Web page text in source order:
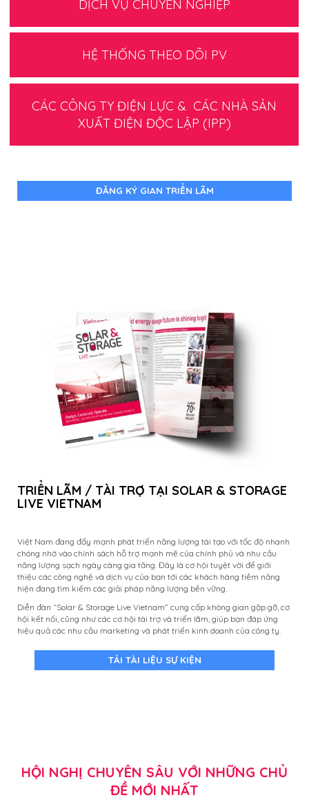
DỊCH VỤ CHUYÊN NGHIỆP
HỆ THỐNG THEO DÕI PV
CÁC CÔNG TY ĐIỆN LỰC & CÁC NHÀ SẢN
XUẤT ĐIỆN ĐỘC LẬP (IPP)
ĐĂNG KÝ GIAN TRIỂN LÃM
TRIỂN LÃM / TÀI TRỢ TẠI SOLAR & STORAGE
LIVE VIETNAM
Việt Nam đang đẩy mạnh phát triển năng lượng tái tạo với tốc độ nhanh
chóng nhờ vào chính sách hỗ trợ mạnh mẽ của chính phủ và nhu cầu
năng lượng sạch ngày càng gia tăng. Đây là cơ hội tuyệt vời để giới
thiệu các công nghệ và dịch vụ của bạn tới các khách hàng tiềm năng
hiện đang tìm kiếm các giải pháp năng lượng bền vững.
Diễn đàn “Solar & Storage Live Vietnam” cung cấp không gian gặp gỡ, cơ
hội kết nối, cũng như các cơ hội tài trợ và triển lãm, giúp bạn đáp ứng
hiệu quả các nhu cầu marketing và phát triển kinh doanh của công ty.
TẢI TÀI LIỆU SỰ KIỆN
HỘI NGHỊ CHUYÊN SÂU VỚI NHỮNG CHỦ
ĐỀ MỚI NHẤT